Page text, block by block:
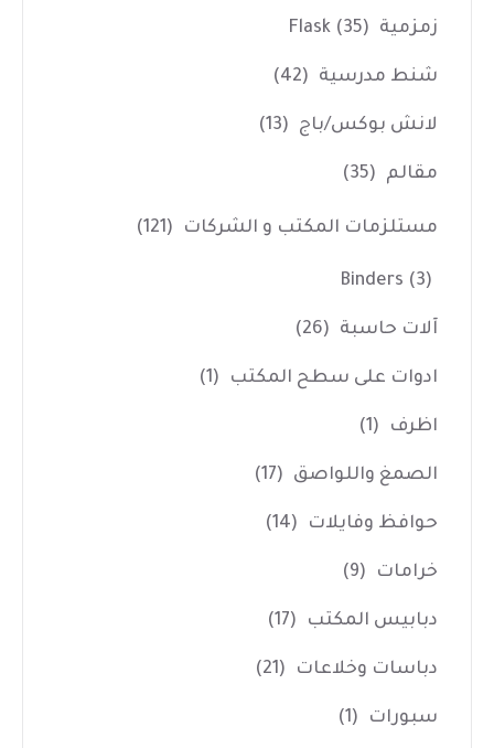
زمزمية Flask (35)
شنط مدرسية (42)
لانش بوكس/باج (13)
مقالم (35)
مستلزمات المكتب و الشركات (121)
Binders (3)
آلات حاسبة (26)
ادوات على سطح المكتب (1)
اظرف (1)
الصمغ واللواصق (17)
حوافظ وفايلات (14)
خرامات (9)
دبابيس المكتب (17)
دباسات وخلاعات (21)
سبورات (1)